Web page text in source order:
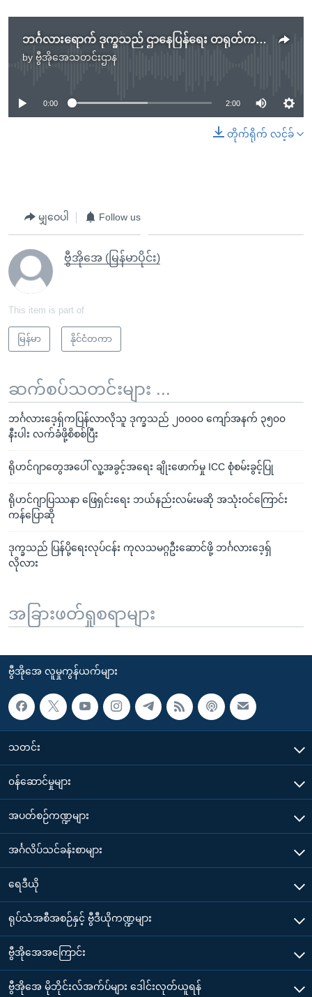
ဘင်္ဂလားရောက် ဒုက္ခသည် ဌာနေပြန်ရေး တရုတ်ကမ်းလှမ်းချက်
by ဗွီအိုအေသတင်းဌာန
No media source currently available
0:00 2:00
တိုက်ရိုက် လင့်ခ်
မျှဝေပါ Follow us
ဗွီအိုအေ (မြန်မာပိုင်း)
This item is part of
မြန်မာ နိုင်ငံတကာ
ဆက်စပ်သတင်းများ ...
ဘင်္ဂလားဒေ့ရှ်ကပြန်လာလိုသူ ဒုက္ခသည် ၂၀၀၀၀ ကျော်အနက် ၃၅၀၀
နီးပါး လက်ခံဖို့စိစစ်ပြီး
ရိုဟင်ဂျာတွေအပေါ် လူ့အခွင့်အရေး ချိုးဖောက်မှု ICC စုံစမ်းခွင့်ပြု
ရိုဟင်ဂျာပြဿနာ ဖြေရှင်းရေး ဘယ်နည်းလမ်းမဆို အသုံးဝင်ကြောင်း
ကန်ပြောဆို
ဒုက္ခသည် ပြန်ပို့ရေးလုပ်ငန်း ကုလသမဂ္ဂဦးဆောင်ဖို့ ဘင်္ဂလားဒေ့ရှ်
လိုလား
အခြားဖတ်ရှုစရာများ
ဗွီအိုအေ လူမှုကွန်ယက်များ
သတင်း
၀န်ဆောင်မှုများ
အပတ်စဉ်ကဏ္ဍများ
အင်္ဂလိပ်သင်ခန်းစာများ
ရေဒီယို
ရုပ်သံအစီအစဉ်နှင့် ဗွီဒီယိုကဏ္ဍများ
ဗွီအိုအေအကြောင်း
ဗွီအိုအေ မိုဘိုင်းလ်အက်ပ်များ ဒေါင်းလုတ်ယူရန်